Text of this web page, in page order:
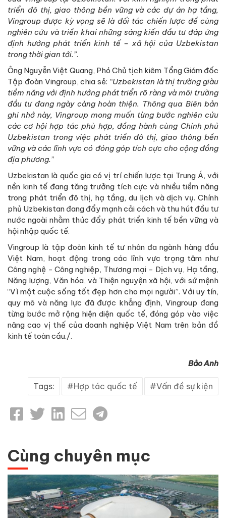
triển đô thị, giao thông bền vững và các dự án hạ tầng,
Vingroup được kỳ vọng sẽ là đối tác chiến lược để cùng
nghiên cứu và triển khai những sáng kiến đầu tư đáp ứng
định hướng phát triển kinh tế – xã hội của Uzbekistan
trong thời gian tới.”.
Ông Nguyễn Việt Quang, Phó Chủ tịch kiêm Tổng Giám đốc
Tập đoàn Vingroup, chia sẻ: “Uzbekistan là thị trường giàu
tiềm năng với định hướng phát triển rõ ràng và môi trường
đầu tư đang ngày càng hoàn thiện. Thông qua Biên bản
ghi nhớ này, Vingroup mong muốn từng bước nghiên cứu
các cơ hội hợp tác phù hợp, đồng hành cùng Chính phủ
Uzbekistan trong việc phát triển đô thị, giao thông bền
vững và các lĩnh vực có đóng góp tích cực cho cộng đồng
địa phương.”
Uzbekistan là quốc gia có vị trí chiến lược tại Trung Á, với
nền kinh tế đang tăng trưởng tích cực và nhiều tiềm năng
trong phát triển đô thị, hạ tầng, du lịch và dịch vụ. Chính
phủ Uzbekistan đang đẩy mạnh cải cách và thu hút đầu tư
nước ngoài nhằm thúc đẩy phát triển kinh tế bền vững và
hội nhập quốc tế.
Vingroup là tập đoàn kinh tế tư nhân đa ngành hàng đầu
Việt Nam, hoạt động trong các lĩnh vực trọng tâm như
Công nghệ - Công nghiệp, Thương mại - Dịch vụ, Hạ tầng,
Năng lượng, Văn hóa, và Thiện nguyện xã hội, với sứ mệnh
“Vì một cuộc sống tốt đẹp hơn cho mọi người”. Với uy tín,
quy mô và năng lực đã được khẳng định, Vingroup đang
từng bước mở rộng hiện diện quốc tế, đóng góp vào việc
nâng cao vị thế của doanh nghiệp Việt Nam trên bản đồ
kinh tế toàn cầu./.
Bảo Anh
Tags: Hợp tác quốc tế Vấn đề sự kiện
Cùng chuyên mục